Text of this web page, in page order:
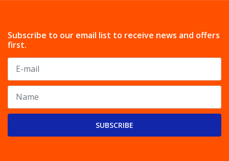
Subscribe to our email list to receive news and offers
first.
SUBSCRIBE